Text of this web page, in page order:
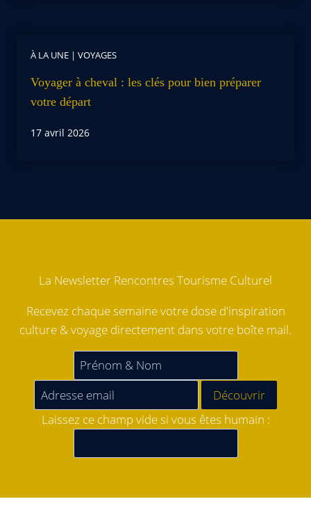
À LA UNE | VOYAGES
Voyager à cheval : les clés pour bien préparer
votre départ
17 avril 2026
La Newsletter Rencontres Tourisme Culturel
Recevez chaque semaine votre dose d'inspiration
culture & voyage directement dans votre boîte mail.
Laissez ce champ vide si vous êtes humain :